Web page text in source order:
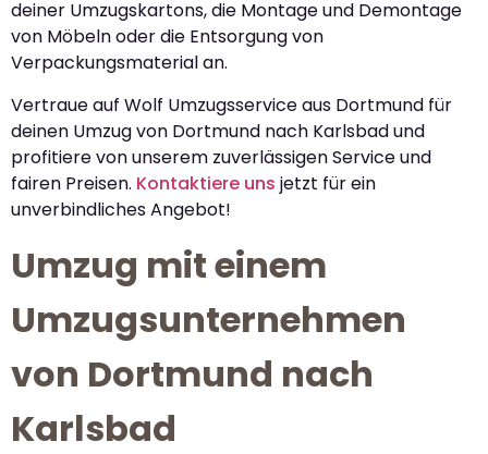
deiner Umzugskartons, die Montage und Demontage
von Möbeln oder die Entsorgung von
Verpackungsmaterial an.
Vertraue auf Wolf Umzugsservice aus Dortmund für
deinen Umzug von Dortmund nach Karlsbad und
profitiere von unserem zuverlässigen Service und
fairen Preisen. Kontaktiere uns jetzt für ein
unverbindliches Angebot!
Umzug mit einem
Umzugsunternehmen
von Dortmund nach
Karlsbad